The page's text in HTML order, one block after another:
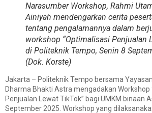
Narasumber Workshop, Rahmi
Ainiyah mendengarkan cerita
tentang pengalamannya dalam
workshop “Optimalisasi Penjualan
di Politeknik Tempo, Senin 8
(Dok. Korste)
Jakarta – Politeknik Tempo bersama
Dharma Bhakti Astra mengadakan Workshop
Penjualan Lewat TikTok” bagi UMKM binaan
September 2025. Workshop yang